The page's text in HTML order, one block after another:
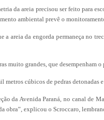
da areia precisou ser feito para
ambiental prevê o
a areia da engorda permaneça no
muito grandes, que desempenham
metros cúbicos de pedras
da Avenida Paraná, no canal de
obra”, explicou o Scroccaro,